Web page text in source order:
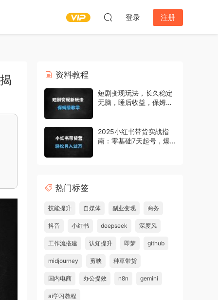
登录 注册
资料教程
短剧变现玩法，长久稳定
无脑，睡后收益，保姆级
2025小红书带货实战指
南：零基础7天起号，爆
热门标签
技能提升 自媒体 副业变现 商务
抖音 小红书 deepseek 深度风
工作流搭建 认知提升 即梦 github
midjourney 剪映 种草带货
国内电商 办公提效 n8n gemini
ai学习教程